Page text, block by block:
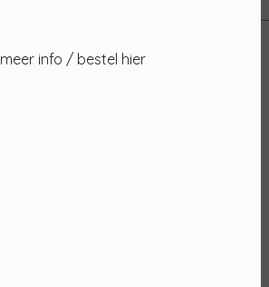
meer info / bestel hier